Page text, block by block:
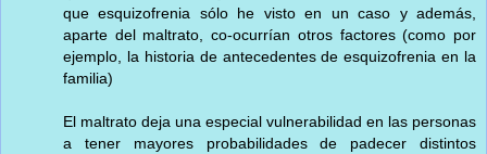
que esquizofrenia sólo he visto en un caso y además,
aparte del maltrato, co-ocurrían otros factores (como por
ejemplo, la historia de antecedentes de esquizofrenia en la
familia)
El maltrato deja una especial vulnerabilidad en las personas
a tener mayores probabilidades de padecer distintos